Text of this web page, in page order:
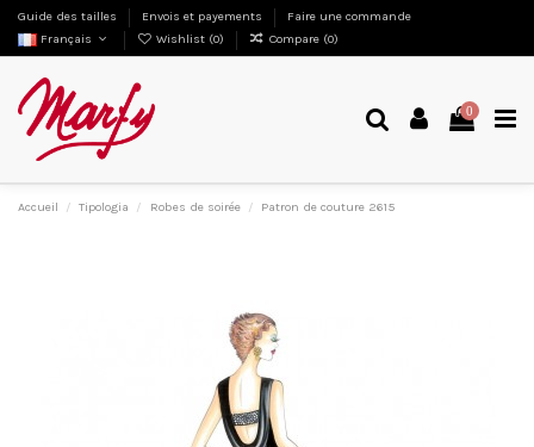
Guide des tailles Envois et payements
Faire une commande
Français
Wishlist (0) Compare (0)
0
Accueil Tipologia Robes de soirée Patron de couture 2615